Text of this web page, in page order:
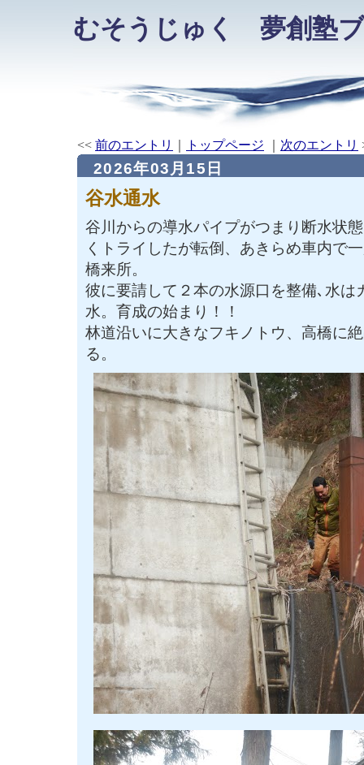
むそうじゅく 夢創塾
<< 前のエントリ トップページ 次のエントリ
2026年03月15日
谷水通水
谷川からの導水パイプがつまり断水状
くトライしたが転倒、あきらめ車内で
橋来所。
彼に要請して２本の水源口を整備､水は
水。育成の始まり！！
林道沿いに大きなフキノトウ、高橋に
る。